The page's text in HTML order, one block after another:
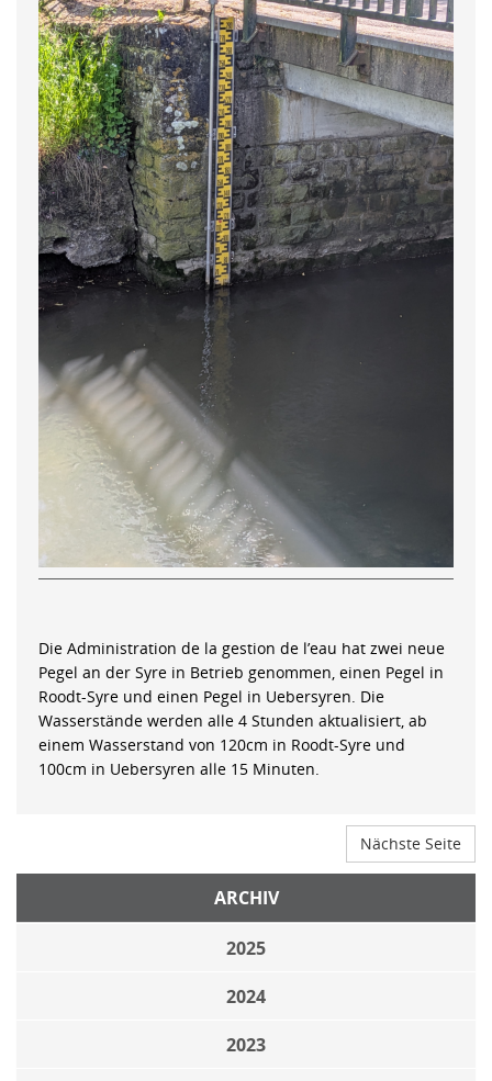
Die Administration de la gestion de l’eau hat zwei neue
Pegel an der Syre in Betrieb genommen, einen Pegel in
Roodt-Syre und einen Pegel in Uebersyren. Die
Wasserstände werden alle 4 Stunden aktualisiert, ab
einem Wasserstand von 120cm in Roodt-Syre und
100cm in Uebersyren alle 15 Minuten.
Nächste Seite
ARCHIV
2025
2024
2023